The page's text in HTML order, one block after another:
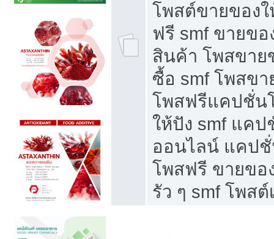
โพสต์ขายของ
ฟรี smf ขายข
สินค้า โพสขาย
ซื้อ smf โพสข
โพสฟรีแคปชั่น
ให้ปัง smf แค
ออนไลน์ แคป
โพสฟรี ขายขอ
รัว ๆ smf โพส